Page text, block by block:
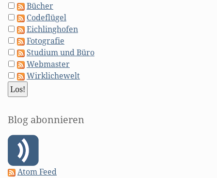
Bücher
Codeflügel
Eichlinghofen
Fotografie
Studium und Büro
Webmaster
Wirklichewelt
Blog abonnieren
Atom Feed